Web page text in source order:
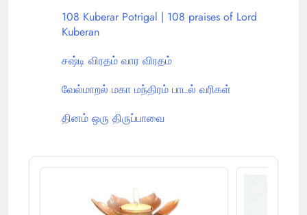
108 Kuberar Potrigal | 108 praises of Lord
Kuberan
சஷ்டி விரதம் வார விரதம்
வேல்மாறல் மகா மந்திரம் பாடல் வரிகள்
தினம் ஒரு திருப்பாவை